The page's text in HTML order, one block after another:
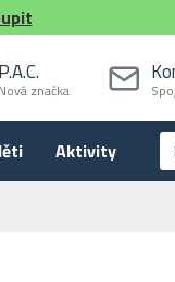
P.A.C.
Nová značka
Aktivity